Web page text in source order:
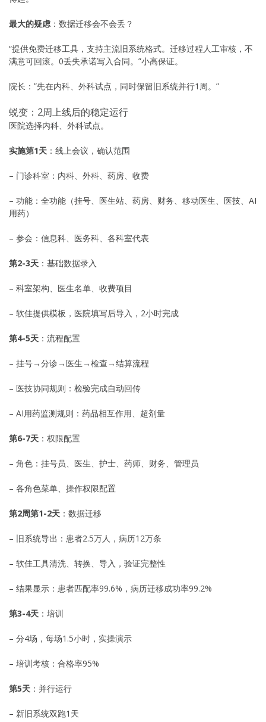
最大的疑虑：数据迁移会不会丢？
“提供免费迁移工具，支持主流旧系统格式。迁移过程人工审核，不
满意可回滚。0丢失承诺写入合同。”小高保证。
院长：”先在内科、外科试点，同时保留旧系统并行1周。”
蜕变：2周上线后的稳定运行
医院选择内科、外科试点。
实施第1天 ：线上会议，确认范围
– 门诊科室：内科、外科、药房、收费
– 功能：全功能（挂号、医生站、药房、财务、移动医生、医技、AI
用药）
– 参会：信息科、医务科、各科室代表
第2-3天 ：基础数据录入
– 科室架构、医生名单、收费项目
– 软佳提供模板，医院填写后导入，2小时完成
第4-5天 ：流程配置
– 挂号→分诊→医生→检查→结算流程
– 医技协同规则：检验完成自动回传
– AI用药监测规则：药品相互作用、超剂量
第6-7天 ：权限配置
– 角色：挂号员、医生、护士、药师、财务、管理员
– 各角色菜单、操作权限配置
第2周第1-2天 ：数据迁移
– 旧系统导出：患者2.5万人，病历12万条
– 软佳工具清洗、转换、导入，验证完整性
– 结果显示：患者匹配率99.6%，病历迁移成功率99.2%
第3-4天 ：培训
– 分4场，每场1.5小时，实操演示
– 培训考核：合格率95%
第5天 ：并行运行
– 新旧系统双跑1天